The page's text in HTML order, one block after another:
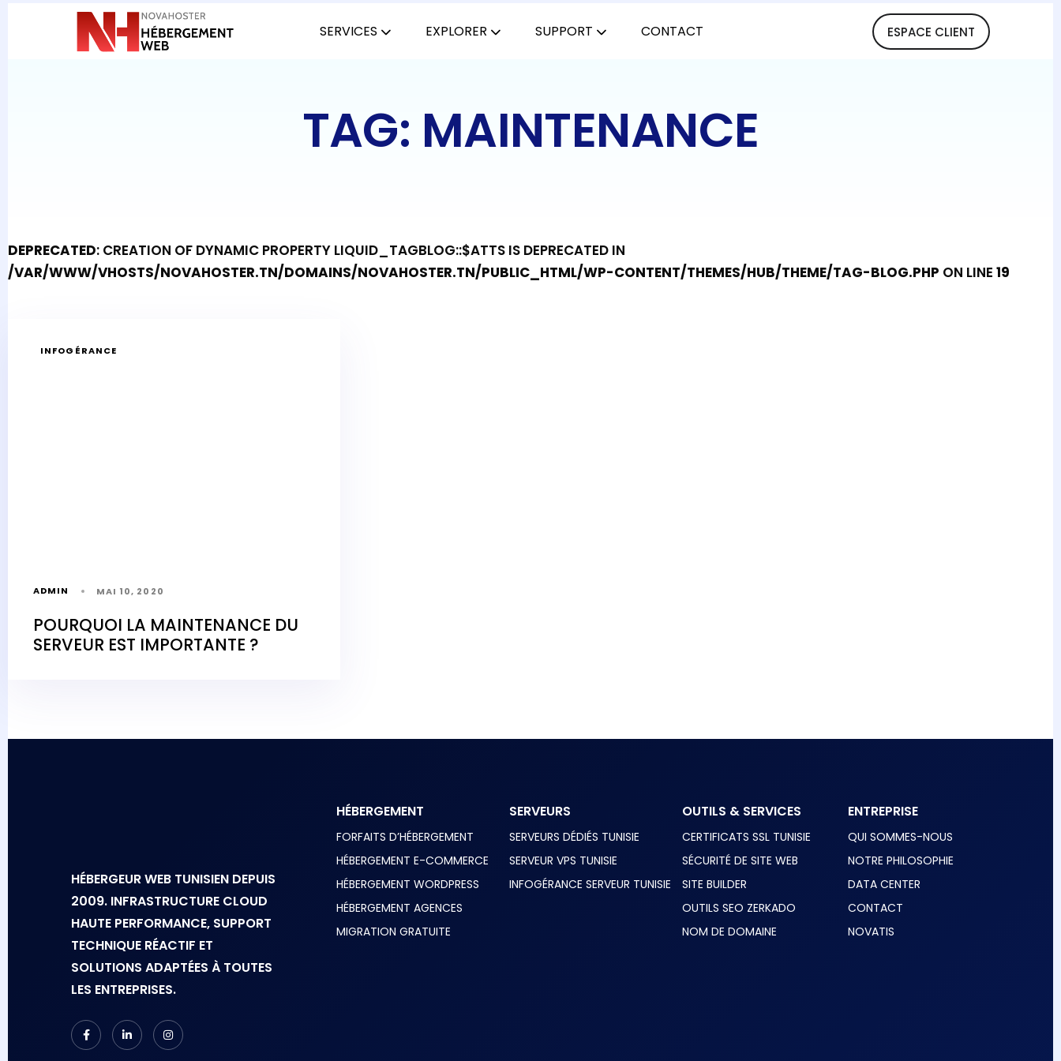
SERVICES EXPLORER SUPPORT CONTACT ESPACE CLIENT
TAG: MAINTENANCE
DEPRECATED: CREATION OF DYNAMIC PROPERTY LIQUID_TAGBLOG::$ATTS IS DEPRECATED IN
/VAR/WWW/VHOSTS/NOVAHOSTER.TN/DOMAINS/NOVAHOSTER.TN/PUBLIC_HTML/WP-CONTENT/THEMES/HUB/THEME/TAG-BLOG.PHP ON LINE 19
INFOGÉRANCE
ADMIN MAI 10, 2020
POURQUOI LA MAINTENANCE DU
SERVEUR EST IMPORTANTE ?
HÉBERGEUR WEB TUNISIEN DEPUIS
2009. INFRASTRUCTURE CLOUD
HAUTE PERFORMANCE, SUPPORT
TECHNIQUE RÉACTIF ET
SOLUTIONS ADAPTÉES À TOUTES
LES ENTREPRISES.
HÉBERGEMENT
FORFAITS D’HÉBERGEMENT
HÉBERGEMENT E-COMMERCE
HÉBERGEMENT WORDPRESS
HÉBERGEMENT AGENCES
MIGRATION GRATUITE
SERVEURS
SERVEURS DÉDIÉS TUNISIE
SERVEUR VPS TUNISIE
INFOGÉRANCE SERVEUR TUNISIE
OUTILS & SERVICES
CERTIFICATS SSL TUNISIE
SÉCURITÉ DE SITE WEB
SITE BUILDER
OUTILS SEO ZERKADO
NOM DE DOMAINE
ENTREPRISE
QUI SOMMES-NOUS
NOTRE PHILOSOPHIE
DATA CENTER
CONTACT
NOVATIS